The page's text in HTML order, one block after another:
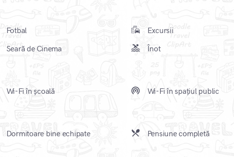
Fotbal emoji_transportation Excursii
Seară de Cinema pool Înot
Wi-Fi în școală wifi_tethering Wi-Fi în spațiul public
Dormitoare bine echipate local_dining Pensiune completă